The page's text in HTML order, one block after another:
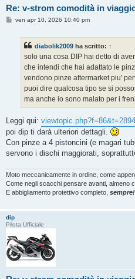
Re: v-strom comodità in
Mven apr 10, 2026 10:40 pm
diabolik2009 ha scritto: ↑
solo una cosa DIP hai detto di
che intendi che hai adattato le
vendono pinze aftermarket piu'
puoi dire qualcosa tipo se si
ma anche io sono malato per i
Leggi qui:
poi dip ti darà ulteriori dettagli.
Con pinze a 4 pistoncini (e magari
servono i dischi maggiorati,
Moto meccanicamente in ordine, come
Come negli scacchi pensare avanti, almeno
E abbigliamento protettivo completo, sempre!
dip
Pilota Ufficiale